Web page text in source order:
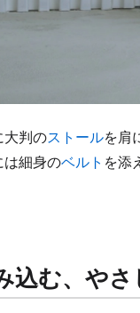
大判のストールを肩
は細身のベルト を添
込む、や